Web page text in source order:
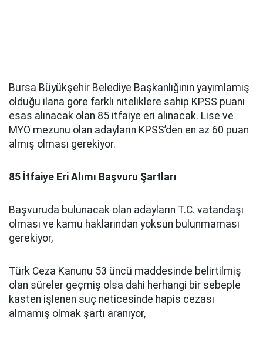
Bursa Büyükşehir Belediye Başkanlığının yayımlamış
olduğu ilana göre farklı niteliklere sahip KPSS puanı
esas alınacak olan 85 itfaiye eri alınacak. Lise ve
MYO mezunu olan adayların KPSS’den en az 60 puan
almış olması gerekiyor.
85 İtfaiye Eri Alımı Başvuru Şartları
Başvuruda bulunacak olan adayların T.C. vatandaşı
olması ve kamu haklarından yoksun bulunmaması
gerekiyor,
Türk Ceza Kanunu 53 üncü maddesinde belirtilmiş
olan süreler geçmiş olsa dahi herhangi bir sebeple
kasten işlenen suç neticesinde hapis cezası
almamış olmak şartı aranıyor,